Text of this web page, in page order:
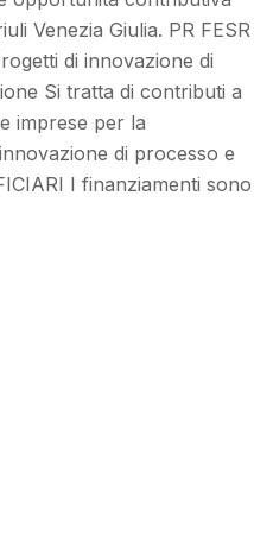
Venezia Giulia. PR FESR
di innovazione di
Si tratta di contributi a
imprese per la
di processo e
I finanziamenti sono